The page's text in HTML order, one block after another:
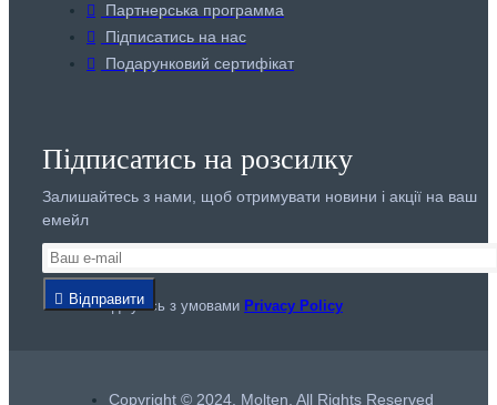
Партнерська программа
Підписатись на нас
Подарунковий сертифікат
Підписатись на розсилку
Залишайтесь з нами, щоб отримувати новини і акції на ваш
емейл
Відправити
Я погоджуюсь з умовами Privacy Policy
Copyright © 2024, Molten, All Rights Reserved